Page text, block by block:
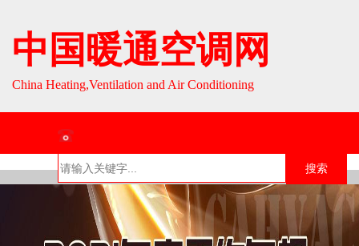
中国暖通空调网
China Heating,Ventilation and Air Conditioning
搜索
组织介
绍
组织活
动
行业资
讯
English